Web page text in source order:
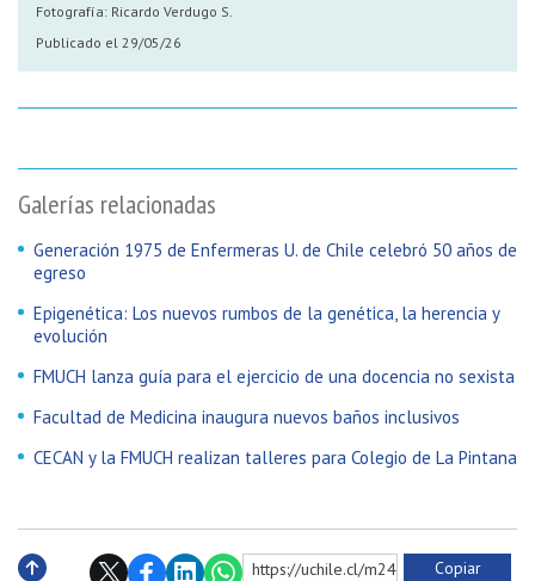
Galerías relacionadas
Generación 1975 de Enfermeras U. de Chile celebró 50 años de
egreso
Epigenética: Los nuevos rumbos de la genética, la herencia y
evolución
FMUCH lanza guía para el ejercicio de una docencia no sexista
Facultad de Medicina inaugura nuevos baños inclusivos
CECAN y la FMUCH realizan talleres para Colegio de La Pintana
Fotografía: Ricardo Verdugo S.
Publicado el 29/05/26
https://uchile.cl/m240930 Copiar